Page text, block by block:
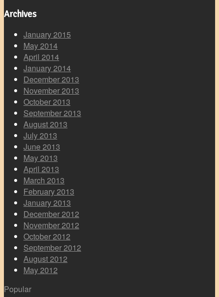
Archives
January 2015
May 2014
April 2014
January 2014
December 2013
November 2013
October 2013
September 2013
August 2013
July 2013
June 2013
May 2013
April 2013
March 2013
February 2013
January 2013
December 2012
November 2012
October 2012
September 2012
August 2012
May 2012
Popular